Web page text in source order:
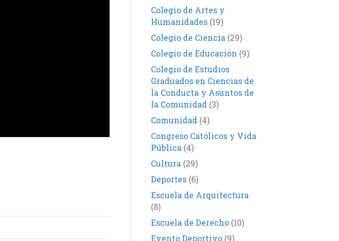
Colegio de Artes y
Humanidades(19)
Colegio de Ciencia (29)
Colegio de Educación (9)
Colegio de Estudios
Graduados en Ciencias de
la Conducta y Asuntos de
la Comunidad (3)
Comunidad (4)
Congreso Católicos y Vida
Pública (4)
Cultura (29)
Deportes(6)
Escuela de Arquitectura
(8)
Escuela de Derecho(10)
Evento Deportivo(9)